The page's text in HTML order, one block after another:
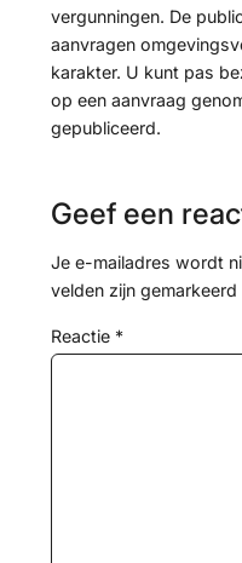
vergunningen. De
aanvragen
karakter. U kunt pas
op een aanvraag
gepubliceerd.
Geef een
Je e-mailadres wordt
velden zijn gemarkeerd
Reactie *